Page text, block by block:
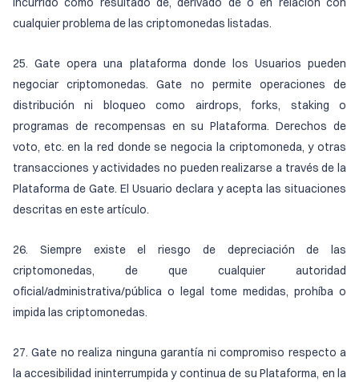
cualquier problema de las criptomonedas listadas.
25. Gate opera una plataforma donde los Usuarios pueden
negociar criptomonedas. Gate no permite operaciones de
distribución ni bloqueo como airdrops, forks, staking o
programas de recompensas en su Plataforma. Derechos de
voto, etc. en la red donde se negocia la criptomoneda, y otras
transacciones y actividades no pueden realizarse a través de la
Plataforma de Gate. El Usuario declara y acepta las situaciones
descritas en este artículo.
26. Siempre existe el riesgo de depreciación de las
criptomonedas, de que cualquier autoridad
oficial/administrativa/pública o legal tome medidas, prohíba o
impida las criptomonedas.
27. Gate no realiza ninguna garantía ni compromiso respecto a
la accesibilidad ininterrumpida y continua de su Plataforma, en la